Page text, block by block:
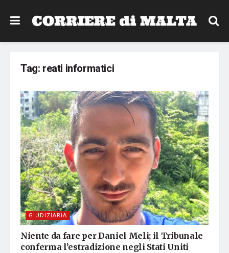
Tag: reati informatici
GIUDIZIARIA
Niente da fare per Daniel Meli; il Tribunale
conferma l’estradizione negli Stati Uniti